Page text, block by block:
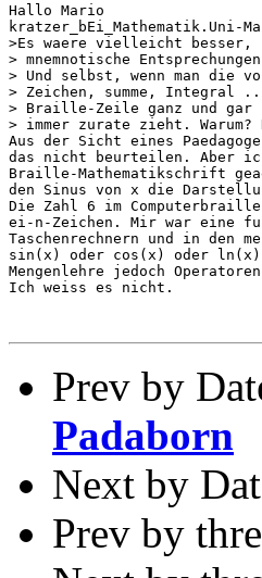
Hallo Mario
kratzer_bEi_Mathematik.Uni-
>Es waere vielleicht besser,
> mnemnotische
> Und selbst, wenn man die
> Zeichen, summe, Integral
> Braille-Zeile ganz und gar
> immer zurate zieht.
Aus der Sicht eines
das nicht beurteilen. Aber
Braille-Mathematikschrift
den Sinus von x die
Die Zahl 6 im
ei-n-Zeichen. Mir war eine
Taschenrechnern und in den
sin(x) oder cos(x) oder
Mengenlehre jedoch
Ich weiss es nicht.
Prev by
Padaborn
Next by
Prev by